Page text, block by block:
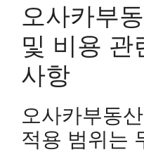
오사카부
및 비용 관
사항
오사카부동
적용 범위는